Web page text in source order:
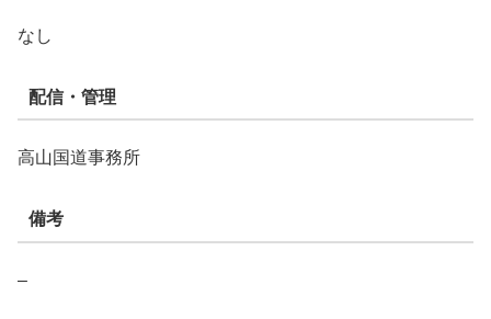
なし
配信・管理
高山国道事務所
備考
–